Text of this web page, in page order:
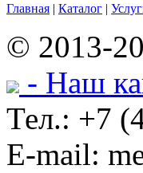
Главная Каталог
© 2013-
- Наш
Тел.: +7
E-mail: